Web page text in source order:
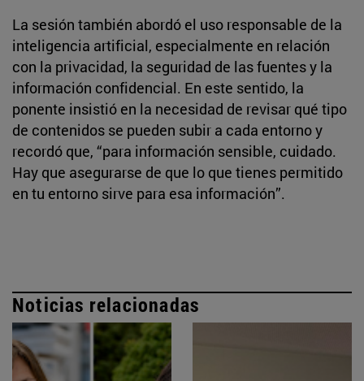
La sesión también abordó el uso responsable de la
inteligencia artificial, especialmente en relación
con la privacidad, la seguridad de las fuentes y la
información confidencial. En este sentido, la
ponente insistió en la necesidad de revisar qué tipo
de contenidos se pueden subir a cada entorno y
recordó que, “para información sensible, cuidado.
Hay que asegurarse de que lo que tienes permitido
en tu entorno sirve para esa información”.
Noticias relacionadas